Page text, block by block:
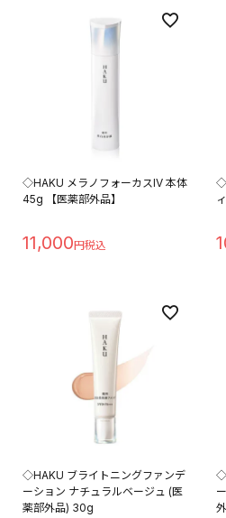
◇HAKU メラノフォーカスIV 本体
45g 【医薬部外品】
11,000
◇HAKU ブライトニングファンデ
ーション ナチュラルベージュ (医
薬部外品) 30g